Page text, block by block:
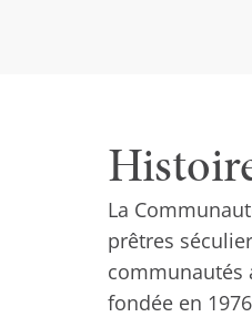
La
prêtres
communautés
fondée en